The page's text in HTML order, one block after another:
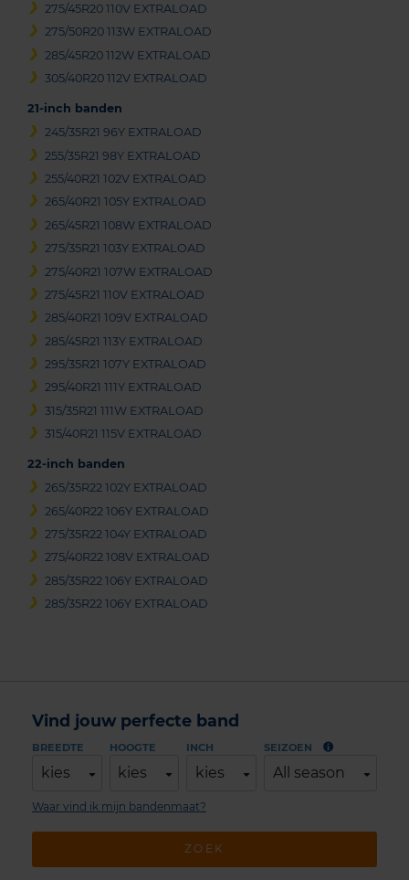
275/45R20 110V EXTRALOAD
275/50R20 113W EXTRALOAD
285/45R20 112W EXTRALOAD
305/40R20 112V EXTRALOAD
21-inch banden
245/35R21 96Y EXTRALOAD
255/35R21 98Y EXTRALOAD
255/40R21 102V EXTRALOAD
265/40R21 105Y EXTRALOAD
265/45R21 108W EXTRALOAD
275/35R21 103Y EXTRALOAD
275/40R21 107W EXTRALOAD
275/45R21 110V EXTRALOAD
285/40R21 109V EXTRALOAD
285/45R21 113Y EXTRALOAD
295/35R21 107Y EXTRALOAD
295/40R21 111Y EXTRALOAD
315/35R21 111W EXTRALOAD
315/40R21 115V EXTRALOAD
22-inch banden
265/35R22 102Y EXTRALOAD
265/40R22 106Y EXTRALOAD
275/35R22 104Y EXTRALOAD
275/40R22 108V EXTRALOAD
285/35R22 106Y EXTRALOAD
285/35R22 106Y EXTRALOAD
Vind jouw perfecte band
BREEDTE
kies
HOOGTE
kies
INCH
kies
SEIZOEN
All season
ZOEK
Waar vind ik mijn bandenmaat?